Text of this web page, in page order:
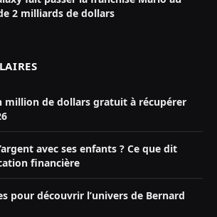
2 milliards de dollars
million de dollars gratuit à récupérer
avec ses enfants ? Ce que dit
financière
pour découvrir l’univers de Bernard